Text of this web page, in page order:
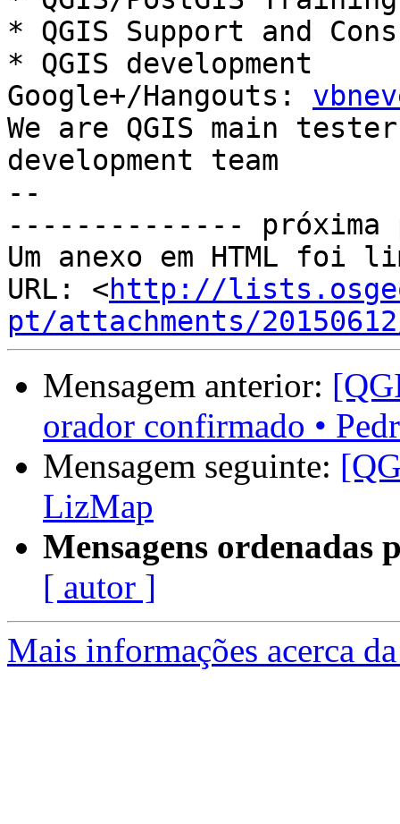
* QGIS Support and
* QGIS development
Google+/Hangouts:
We are QGIS main
development team
--
--------------
Um anexo em HTML foi
URL: <http://
pt/attachments/
Mensagem anterior:
orador confirmado •
Mensagem seguinte:
LizMap
Mensagens ordenadas
[ autor ]
Mais informações acerca